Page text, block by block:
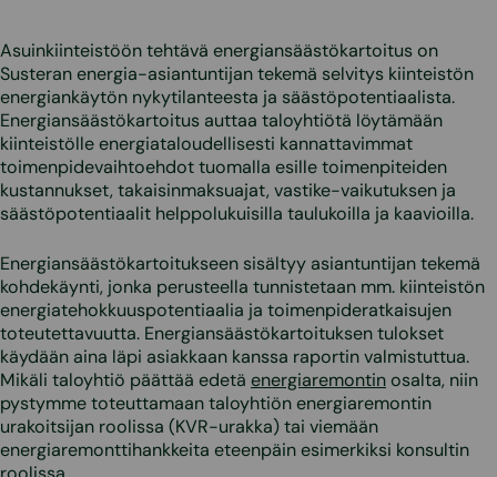
Asuinkiinteistöön tehtävä energiansäästökartoitus on
Susteran energia-asiantuntijan tekemä selvitys kiinteistön
energiankäytön nykytilanteesta ja säästöpotentiaalista.
Energiansäästökartoitus auttaa taloyhtiötä löytämään
kiinteistölle energiataloudellisesti kannattavimmat
toimenpidevaihtoehdot tuomalla esille toimenpiteiden
kustannukset, takaisinmaksuajat, vastike-vaikutuksen ja
säästöpotentiaalit helppolukuisilla taulukoilla ja kaavioilla.
Energiansäästökartoitukseen sisältyy asiantuntijan tekemä
kohdekäynti, jonka perusteella tunnistetaan mm. kiinteistön
energiatehokkuuspotentiaalia ja toimenpideratkaisujen
toteutettavuutta. Energiansäästökartoituksen tulokset
käydään aina läpi asiakkaan kanssa raportin valmistuttua.
Mikäli taloyhtiö päättää edetä energiaremontin osalta, niin
pystymme toteuttamaan taloyhtiön energiaremontin
urakoitsijan roolissa (KVR-urakka) tai viemään
energiaremonttihankkeita eteenpäin esimerkiksi konsultin